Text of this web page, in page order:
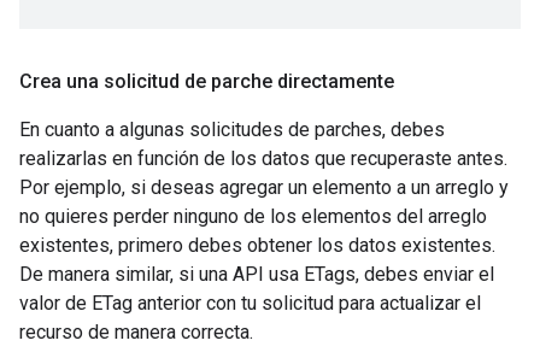
Crea una solicitud de parche directamente
En cuanto a algunas solicitudes de parches, debes
realizarlas en función de los datos que recuperaste antes.
Por ejemplo, si deseas agregar un elemento a un arreglo y
no quieres perder ninguno de los elementos del arreglo
existentes, primero debes obtener los datos existentes.
De manera similar, si una API usa ETags, debes enviar el
valor de ETag anterior con tu solicitud para actualizar el
recurso de manera correcta.